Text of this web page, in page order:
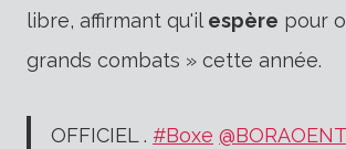
libre, affirmant qu'ilespère pour
grands combats » cette année.
OFFICIEL . #Boxe @BORAOENT